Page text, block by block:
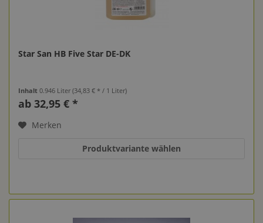
Star San HB Five Star DE-DK
Inhalt0.946 Liter(34,83 € * / 1 Liter)
ab 32,95 € *
Merken
Produktvariante wählen